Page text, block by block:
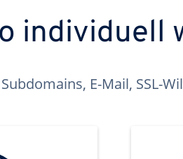
individuell
E-Mail, SSL-